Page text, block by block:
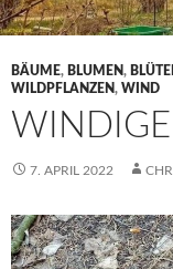
BÄUME, BLUMEN,
WILDPFLANZEN, WIND
7. APRIL 2022